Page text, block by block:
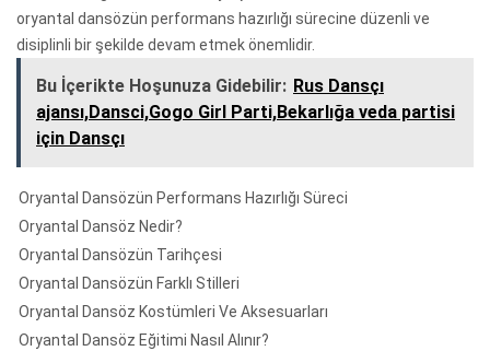
oryantal dansözün performans hazırlığı sürecine düzenli ve
disiplinli bir şekilde devam etmek önemlidir.
Bu İçerikte Hoşunuza Gidebilir: Rus Dansçı
ajansı,Dansci,Gogo Girl Parti,Bekarlığa veda partisi
için Dansçı
Oryantal Dansözün Performans Hazırlığı Süreci
Oryantal Dansöz Nedir?
Oryantal Dansözün Tarihçesi
Oryantal Dansözün Farklı Stilleri
Oryantal Dansöz Kostümleri Ve Aksesuarları
Oryantal Dansöz Eğitimi Nasıl Alınır?